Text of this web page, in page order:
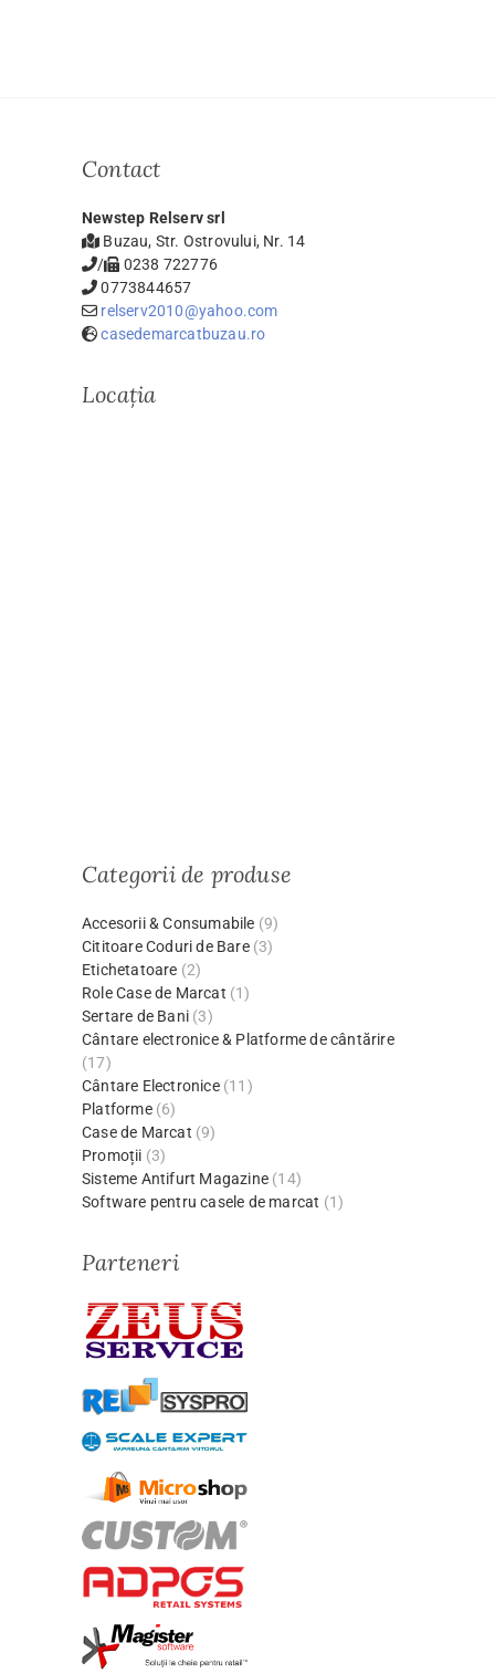
Contact
Newstep Relserv srl
Buzau, Str. Ostrovului, Nr. 14
/
0238 722776
0773844657
relserv2010@yahoo.com
casedemarcatbuzau.ro
Locația
Categorii de produse
Accesorii & Consumabile (9)
Cititoare Coduri de Bare (3)
Etichetatoare (2)
Role Case de Marcat (1)
Sertare de Bani (3)
Cântare electronice & Platforme de cântărire
(17)
Cântare Electronice (11)
Platforme (6)
Case de Marcat (9)
Promoții (3)
Sisteme Antifurt Magazine (14)
Software pentru casele de marcat (1)
Parteneri